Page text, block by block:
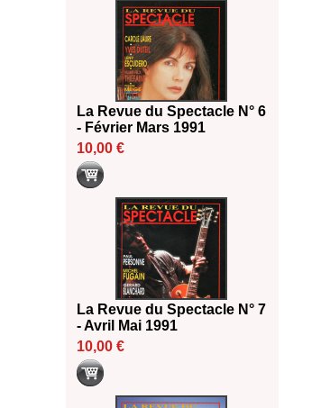
La Revue du Spectacle N° 6
- Février Mars 1991
10,00 €
La Revue du Spectacle N° 7
- Avril Mai 1991
10,00 €